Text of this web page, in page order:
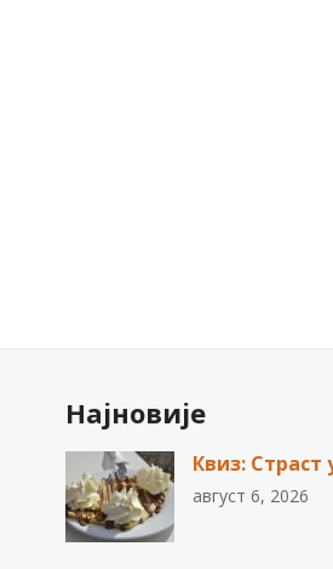
Најновије
Квиз: Страст
август 6, 2026